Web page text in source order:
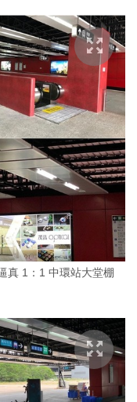
真 1：1 中環站大堂棚